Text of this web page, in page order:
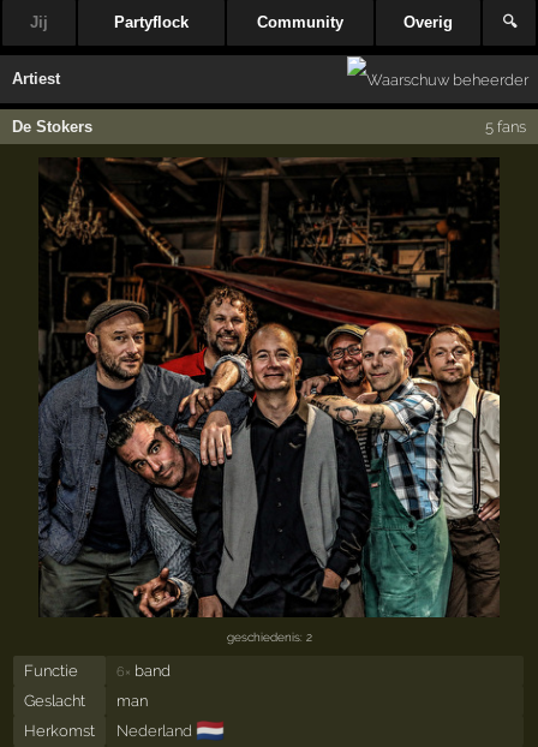
Jij Partyflock Community Overig 🔍
Artiest
De Stokers 5 fans
geschiedenis: 2
Functie 6× band
Geslacht
man
Herkomst
Nederland 🇳🇱